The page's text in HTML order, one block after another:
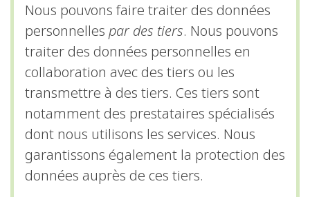
Nous pouvons faire traiter des données
personnelles par des tiers. Nous pouvons
traiter des données personnelles en
collaboration avec des tiers ou les
transmettre à des tiers. Ces tiers sont
notamment des prestataires spécialisés
dont nous utilisons les services. Nous
garantissons également la protection des
données auprès de ces tiers.